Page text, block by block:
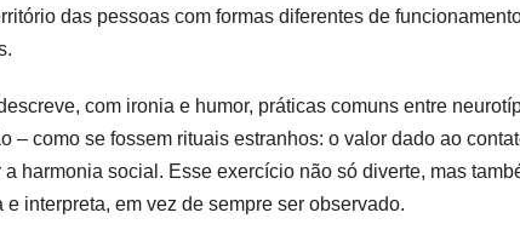
das pessoas com formas diferentes de
com ironia e humor, práticas comuns entre
– como se fossem rituais estranhos: o valor dado ao
harmonia social. Esse exercício não só diverte, mas
interpreta, em vez de sempre ser observado.